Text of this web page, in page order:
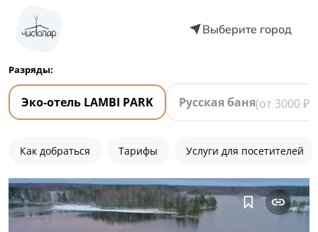
Выберите город
Разряды:
Эко-отель LAMBI PARK Русская баня(от 3000 ₽)
Как добраться Тарифы Услуги для посетителей